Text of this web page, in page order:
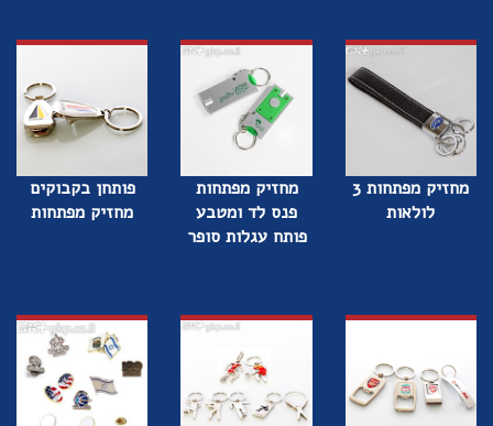
מחזיק מפתחות 3
לולאות
מחזיק מפתחות
פנס לד ומטבע
פותח עגלות סופר
פותחן בקבוקים
מחזיק מפתחות